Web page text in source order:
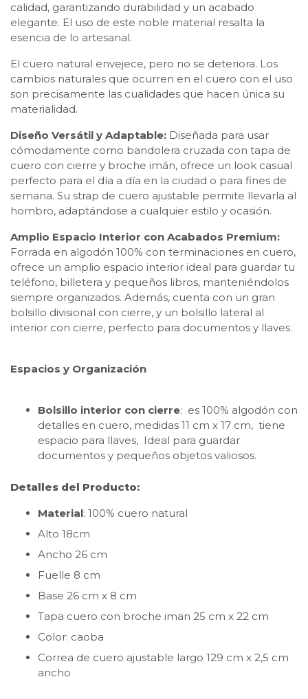
calidad, garantizando durabilidad y un acabado
elegante. El uso de este noble material resalta la
esencia de lo artesanal.
El cuero natural envejece, pero no se deteriora. Los
cambios naturales que ocurren en el cuero con el uso
son precisamente las cualidades que hacen única su
materialidad.
Diseño Versátil y Adaptable: Diseñada para usar
cómodamente como bandolera cruzada con tapa de
cuero con cierre y broche imán, ofrece un look casual
perfecto para el día a día en la ciudad o para fines de
semana. Su strap de cuero ajustable permite llevarla al
hombro, adaptándose a cualquier estilo y ocasión.
Amplio Espacio Interior con Acabados Premium:
Forrada en algodón 100% con terminaciones en cuero,
ofrece un amplio espacio interior ideal para guardar tu
teléfono, billetera y pequeños libros, manteniéndolos
siempre organizados. Además, cuenta con un gran
bolsillo divisional con cierre, y un bolsillo lateral al
interior con cierre, perfecto para documentos y llaves.
Espacios y Organización
Bolsillo interior con cierre: es 100% algodón con
detalles en cuero, medidas 11 cm x 17 cm, tiene
espacio para llaves, Ideal para guardar
documentos y pequeños objetos valiosos.
Detalles del Producto:
Material: 100% cuero natural
Alto 18cm
Ancho 26 cm
Fuelle 8 cm
Base 26 cm x 8 cm
Tapa cuero con broche iman 25 cm x 22 cm
Color: caoba
Correa de cuero ajustable largo 129 cm x 2,5 cm
ancho